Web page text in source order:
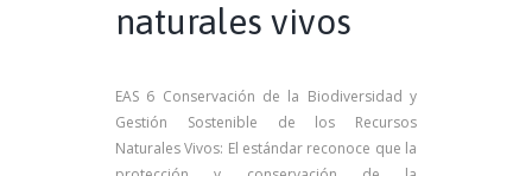
naturales vivos
EAS 6 Conservación de la Biodiversidad y
Gestión Sostenible de los Recursos
Naturales Vivos: El estándar reconoce que la